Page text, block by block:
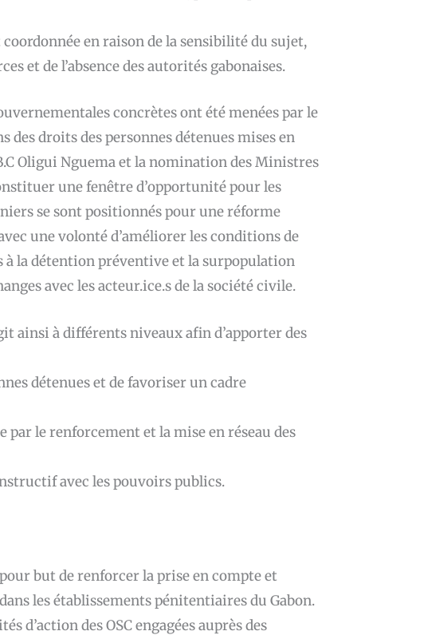
en raison de la sensibilité du sujet,
et de l’absence des autorités gabonaises.
concrètes ont été menées par le
des droits des personnes détenues mises en
Oligui Nguema et la nomination des Ministres
une fenêtre d’opportunité pour les
se sont positionnés pour une réforme
une volonté d’améliorer les conditions de
la détention préventive et la surpopulation
avec les acteur.ice.s de la société civile.
ainsi à différents niveaux afin d’apporter des
détenues et de favoriser un cadre
le renforcement et la mise en réseau des
avec les pouvoirs publics.
but de renforcer la prise en compte et
les établissements pénitentiaires du Gabon.
d’action des OSC engagées auprès des